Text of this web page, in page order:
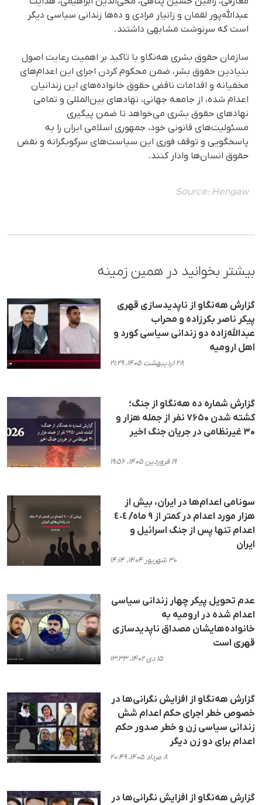
عبدالله‌پور لقمان و زانیار مرادی و ده‌ها زندانی سیاسی دیگر
است که سرنوشت مشابهی داشتند.
سازمان حقوق بشری هه‌نگاو با تاکید بر اهمیت رعایت اصول
بنیادین حقوق بشر، ضمن محکوم کردن اجرای این اعدام‌های
مخفیانه و اقدامات ناقض حقوق خانوادەهای این زندانیان
اعدام شدە، از جامعه جهانی، نهادهای بین‌المللی و تمامی
نهادهای حقوق بشری می‌خواهد تا ضمن پیگیری
مسئولیت‌های قانونی خود، جمهوری اسلامی ایران را به
پاسخگویی و توقف فوری این سیاست‌های سرکوبگرانه و نقض
حقوق انسان‌ها وادار کنند.
Source: Hengaw
بیشتر بخوانید در همین زمینه
گزارش هه‌نگاو از ناپدیدسازی قهری
پیکر ناصر بکرزاده و محراب
عبدالله‌زاده دو زندانی سیاسی کورد و
اهل ارومیه
۲۸ اردیبهشت ۱۴۰۵، ۲۱:۲۹
گزارش شماره ده هه‌نگاو از جنگ؛
کشته شدن ۷۶۵۰ نفر از جمله هزار و
۳۰ غیرنظامی در جریان جنگ اخیر
۱۹ فروردین ۱۴۰۵، ۱۹:۵۶
سونامی اعدام‌ها در ایران، بیش از
هزار مورد اعدام در کمتر از ۹ ماه/ ٤٠٤
اعدام تنها پس از جنگ اسرائیل و
ایران
۳۰ شهریور ۱۴۰۴، ۱۴:۱۴
عدم تحویل پیکر چهار زندانی سیاسی
اعدام شده در ارومیه به
خانواده‌هایشان مصداق ناپدیدسازی
قهری است
۱۵ دی ۱۴۰۲، ۱۳:۳۳
گزارش هه‌نگاو از افزایش نگرانی‌ها در
خصوص خطر اجرای حکم اعدام شش
زندانی سیاسی زن و خطر صدور حکم
اعدام برای دو زن دیگر
۸ مرداد ۱۴۰۵، ۲۰:۴۹
گزارش هه‌نگاو از افزایش نگرانی‌ها در